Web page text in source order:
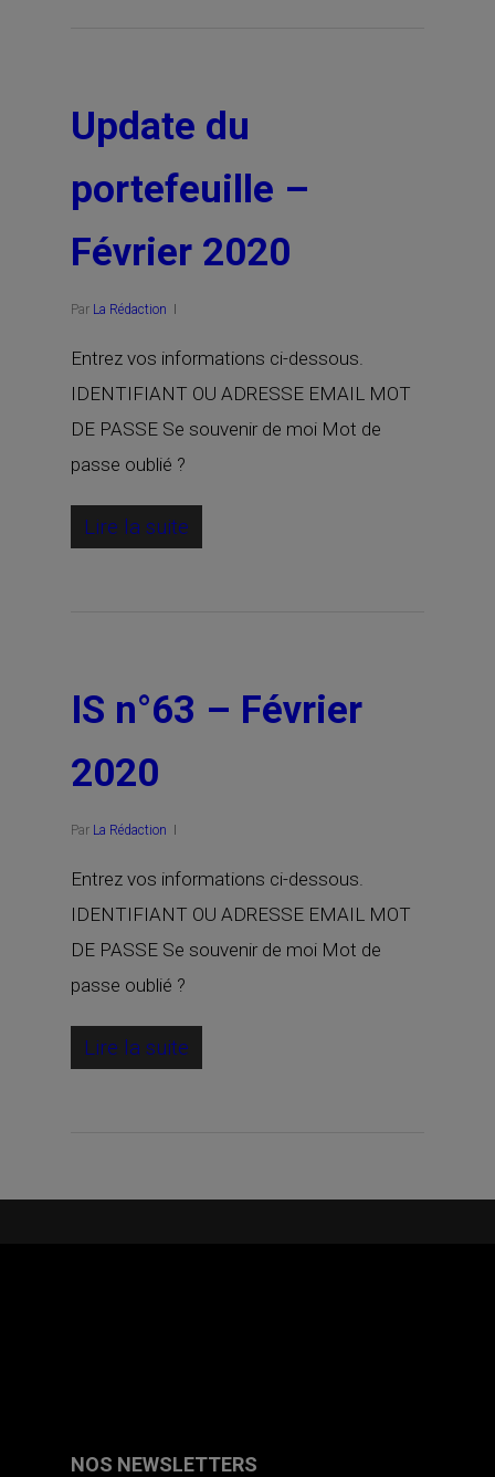
Update du
portefeuille –
Février 2020
Par La Rédaction
Entrez vos informations ci-dessous.
IDENTIFIANT OU ADRESSE EMAIL MOT
DE PASSE Se souvenir de moi Mot de
passe oublié ?
Lire la suite
IS n°63 – Février
2020
Par La Rédaction
Entrez vos informations ci-dessous.
IDENTIFIANT OU ADRESSE EMAIL MOT
DE PASSE Se souvenir de moi Mot de
passe oublié ?
Lire la suite
NOS NEWSLETTERS